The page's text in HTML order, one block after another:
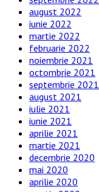
august 2022
iunie 2022
martie 2022
februarie 2022
noiembrie 2021
octombrie 2021
septembrie 2021
august 2021
iulie 2021
iunie 2021
aprilie 2021
martie 2021
decembrie 2020
mai 2020
aprilie 2020